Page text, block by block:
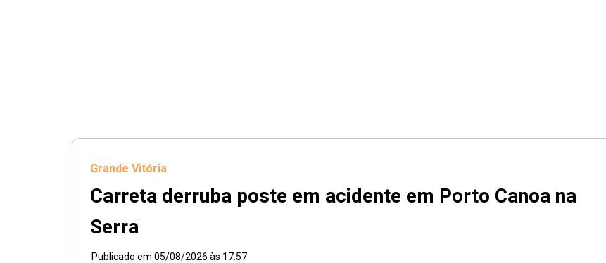
Grande Vitória
Carreta derruba poste em acidente em Porto Canoa na
Serra
Publicado em 05/08/2026 às 17:57